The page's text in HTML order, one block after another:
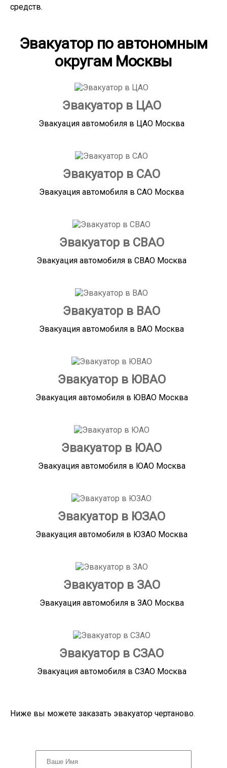
средств.
Эвакуатор по автономным
округам Москвы
Эвакуатор в ЦАО
Эвакуация автомобиля в ЦАО Москва
Эвакуатор в САО
Эвакуация автомобиля в САО Москва
Эвакуатор в СВАО
Эвакуация автомобиля в СВАО Москва
Эвакуатор в ВАО
Эвакуация автомобиля в ВАО Москва
Эвакуатор в ЮВАО
Эвакуация автомобиля в ЮВАО Москва
Эвакуатор в ЮАО
Эвакуация автомобиля в ЮАО Москва
Эвакуатор в ЮЗАО
Эвакуация автомобиля в ЮЗАО Москва
Эвакуатор в ЗАО
Эвакуация автомобиля в ЗАО Москва
Эвакуатор в СЗАО
Эвакуация автомобиля в СЗАО Москва
Ниже вы можете заказать эвакуатор чертаново.